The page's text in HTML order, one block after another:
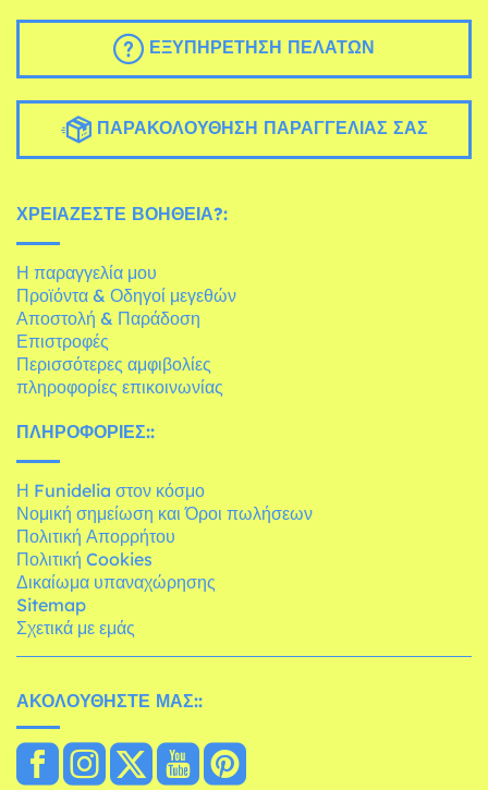
ΕΞΥΠΗΡΈΤΗΣΗ ΠΕΛΑΤΏΝ
ΠΑΡΑΚΟΛΟΎΘΗΣΗ ΠΑΡΑΓΓΕΛΊΑΣ ΣΑΣ
ΧΡΕΙΆΖΕΣΤΕ ΒΟΉΘΕΙΑ?:
Η παραγγελία μου
Προϊόντα & Οδηγοί μεγεθών
Αποστολή & Παράδοση
Επιστροφές
Περισσότερες αμφιβολίες
πληροφορίες επικοινωνίας
ΠΛΗΡΟΦΟΡΊΕΣ::
Η Funidelia στον κόσμο
Νομική σημείωση και Όροι πωλήσεων
Πολιτική Απορρήτου
Πολιτική Cookies
Δικαίωμα υπαναχώρησης
Sitemap
Σχετικά με εμάς
ΑΚΟΛΟΥΘΉΣΤΕ ΜΑΣ::